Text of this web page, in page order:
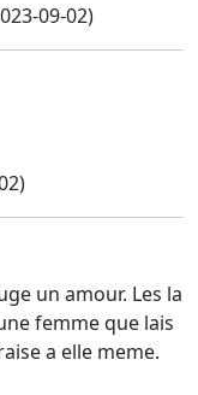
09-02)
un amour. Les la
femme que lais
a elle meme.